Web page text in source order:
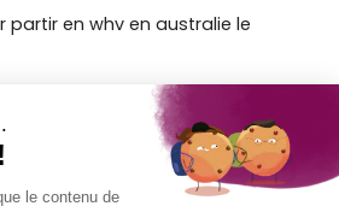
partir en whv en australie le
zelande meilleures
zelande